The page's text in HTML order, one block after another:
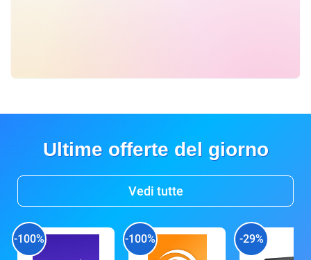
Ultime offerte del giorno
Vedi tutte
-100% -100% -29%